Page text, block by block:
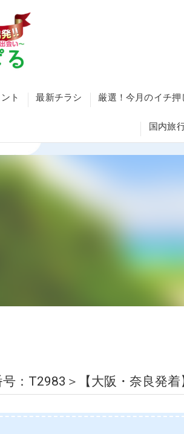
ト 最新チラシ 厳選！今月のイチ押
国内旅
号：T2983＞【大阪・奈良発